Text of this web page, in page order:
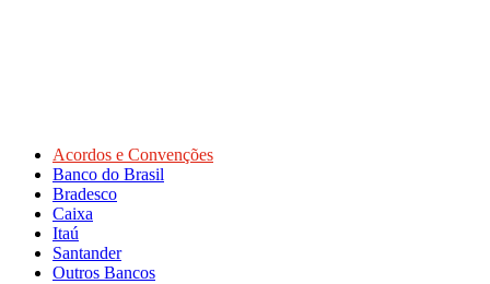
Acordos e Convenções
Banco do Brasil
Bradesco
Caixa
Itaú
Santander
Outros Bancos